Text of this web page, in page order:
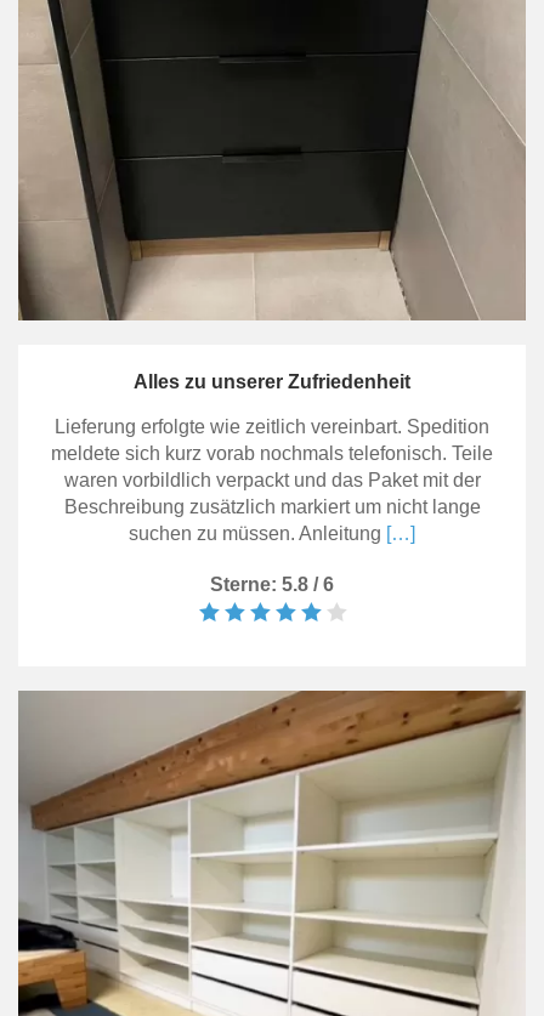
Alles zu unserer Zufriedenheit
Lieferung erfolgte wie zeitlich vereinbart. Spedition
meldete sich kurz vorab nochmals telefonisch. Teile
waren vorbildlich verpackt und das Paket mit der
Beschreibung zusätzlich markiert um nicht lange
suchen zu müssen. Anleitung […]
Sterne: 5.8 / 6